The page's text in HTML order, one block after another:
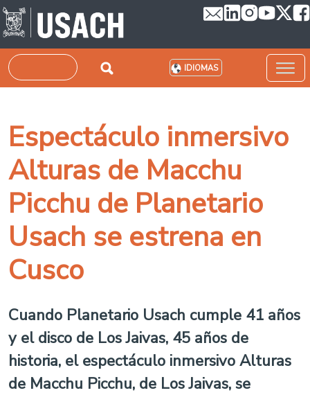
Pasar al contenido principal
Buscar IDIOMAS
Espectáculo inmersivo
Alturas de Macchu
Picchu de Planetario
Usach se estrena en
Cusco
Cuando Planetario Usach cumple 41 años
y el disco de Los Jaivas, 45 años de
historia, el espectáculo inmersivo Alturas
de Macchu Picchu, de Los Jaivas, se